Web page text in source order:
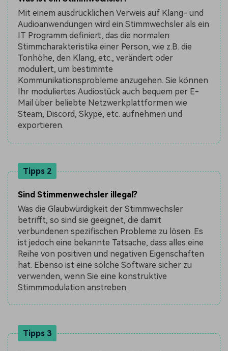
Mit einem ausdrücklichen Verweis auf Klang- und
Audioanwendungen wird ein Stimmwechsler als ein
IT Programm definiert, das die normalen
Stimmcharakteristika einer Person, wie z.B. die
Tonhöhe, den Klang, etc., verändert oder
moduliert, um bestimmte
Kommunikationsprobleme anzugehen. Sie können
Ihr moduliertes Audiostück auch bequem per E-
Mail über beliebte Netzwerkplattformen wie
Steam, Discord, Skype, etc. aufnehmen und
exportieren.
Tipps 2
Sind Stimmenwechsler illegal?
Was die Glaubwürdigkeit der Stimmwechsler
betrifft, so sind sie geeignet, die damit
verbundenen spezifischen Probleme zu lösen. Es
ist jedoch eine bekannte Tatsache, dass alles eine
Reihe von positiven und negativen Eigenschaften
hat. Ebenso ist eine solche Software sicher zu
verwenden, wenn Sie eine konstruktive
Stimmmodulation anstreben.
Tipps 3